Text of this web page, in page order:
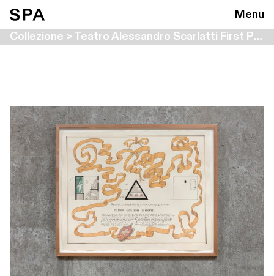
Menu
Collezione > Teatro Alessandro Scarlatti First Proposals